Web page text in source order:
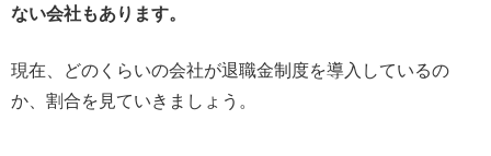
ない会社もあります。
現在、どのくらいの会社が退職金制度を導入しているの
か、割合を見ていきましょう。